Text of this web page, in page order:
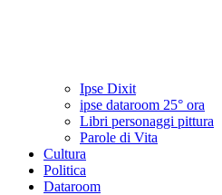
Ipse Dixit
ipse dataroom 25° ora
Libri personaggi pittura
Parole di Vita
Cultura
Politica
Dataroom